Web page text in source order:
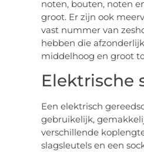
noten, bouten, noten
groot. Er zijn ook
vast nummer van
hebben die
middelhoog en groot
Elektrische
Een elektrisch
gebruikelijk,
verschillende
slagsleutels en een